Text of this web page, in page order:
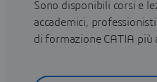
Sono disponibili corsi e
accademici,
di formazione CATIA più